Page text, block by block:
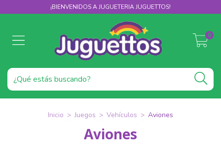
¡BIENVENIDOS A JUGUETERIA JUGUETTOS!
0
Inicio > Juegos > Vehículos > Aviones
Aviones